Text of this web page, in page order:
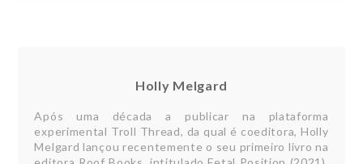
Holly Melgard
Após uma década a publicar na plataforma
experimental Troll Thread, da qual é coeditora, Holly
Melgard lançou recentemente o seu primeiro livro na